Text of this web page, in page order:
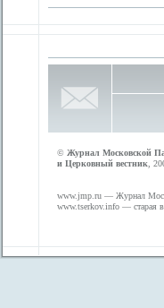
© Журнал Московской
и Церковный вестник ,
www.jmp.ru — Журнал
www.tserkov.info — старая